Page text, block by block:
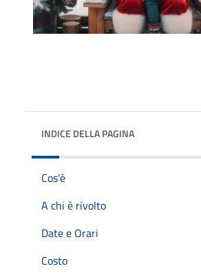
INDICE DELLA PAGINA
Cos'è
A chi è rivolto
Date e Orari
Costo